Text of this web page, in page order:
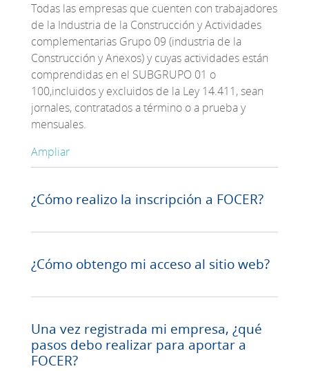
Todas las empresas que cuenten con trabajadores
de la Industria de la Construcción y Actividades
complementarias Grupo 09 (industria de la
Construcción y Anexos) y cuyas actividades están
comprendidas en el SUBGRUPO 01 o
100,incluidos y excluidos de la Ley 14.411, sean
jornales, contratados a término o a prueba y
mensuales.
Ampliar
¿Cómo realizo la inscripción a FOCER?
formulario@focer.uy
¿Cómo obtengo mi acceso al sitio web?
Una vez registrada mi empresa, ¿qué
pasos debo realizar para aportar a
FOCER?